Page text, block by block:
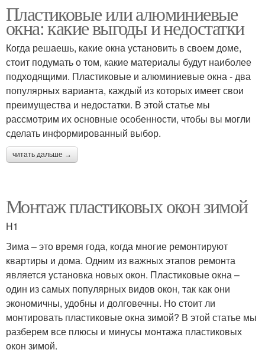
Пластиковые или алюминиевые
окна: какие выгоды и недостатки
Когда решаешь, какие окна установить в своем доме,
стоит подумать о том, какие материалы будут наиболее
подходящими. Пластиковые и алюминиевые окна - два
популярных варианта, каждый из которых имеет свои
преимущества и недостатки. В этой статье мы
рассмотрим их основные особенности, чтобы вы могли
сделать информированный выбор.
читать дальше →
Монтаж пластиковых окон зимой
H1
Зима – это время года, когда многие ремонтируют
квартиры и дома. Одним из важных этапов ремонта
является установка новых окон. Пластиковые окна –
один из самых популярных видов окон, так как они
экономичны, удобны и долговечны. Но стоит ли
монтировать пластиковые окна зимой? В этой статье мы
разберем все плюсы и минусы монтажа пластиковых
окон зимой.